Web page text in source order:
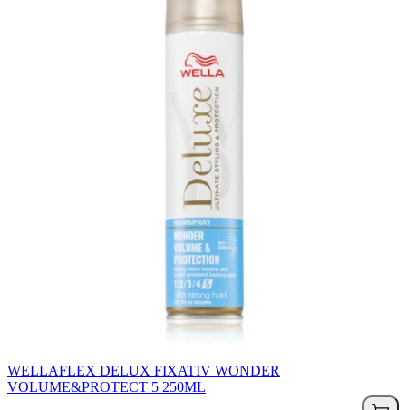
WELLAFLEX DELUX FIXATIV WONDER
VOLUME&PROTECT 5 250ML